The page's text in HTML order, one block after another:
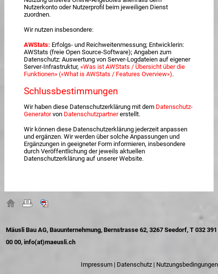
Nutzerkonto oder Nutzerprofil beim jeweiligen Dienst
zuordnen.
Wir nutzen insbesondere:
AWStats: Erfolgs- und Reichweitenmessung; Entwicklerin:
AWStats (freie Open Source-Software); Angaben zum
Datenschutz: Auswertung von Server-Logdateien auf eigener
Server-Infrastruktur, «Was ist AWStats / Übersicht über die
Funktionen» («What is AWStats / Features Overview»).
Schlussbestimmungen
Wir haben diese Datenschutzerklärung mit dem Datenschutz-
Generatorvon Datenschutzpartnererstellt.
Wir können diese Datenschutzerklärung jederzeit anpassen
und ergänzen. Wir werden über solche Anpassungen und
Ergänzungen in geeigneter Form informieren, insbesondere
durch Veröffentlichung der jeweils aktuellen
Datenschutzerklärung auf unserer Website.
Mäusli Bau AG, Bauunternehmung, Bernstrasse 62, 3267 Seedorf, T 032 391
00 00, info(at)maeusli.ch
Impressum | Datenschutz | Nutzungsbedingungen